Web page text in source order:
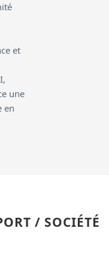
et
une
en
/ SOCIÉTÉ